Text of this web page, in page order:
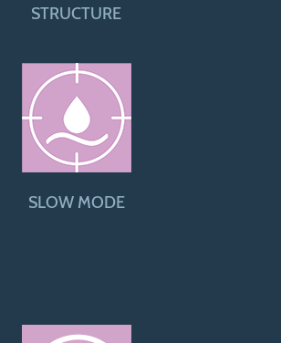
STRUCTURE
SLOW MODE